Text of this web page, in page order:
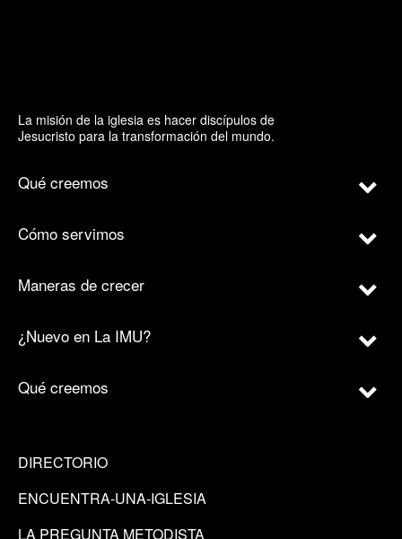
La misión de la iglesia es hacer discípulos de
Jesucristo para la transformación del mundo.
Qué creemos
Cómo servimos
Maneras de crecer
¿Nuevo en La IMU?
Qué creemos
DIRECTORIO
ENCUENTRA-UNA-IGLESIA
LA PREGUNTA METODISTA